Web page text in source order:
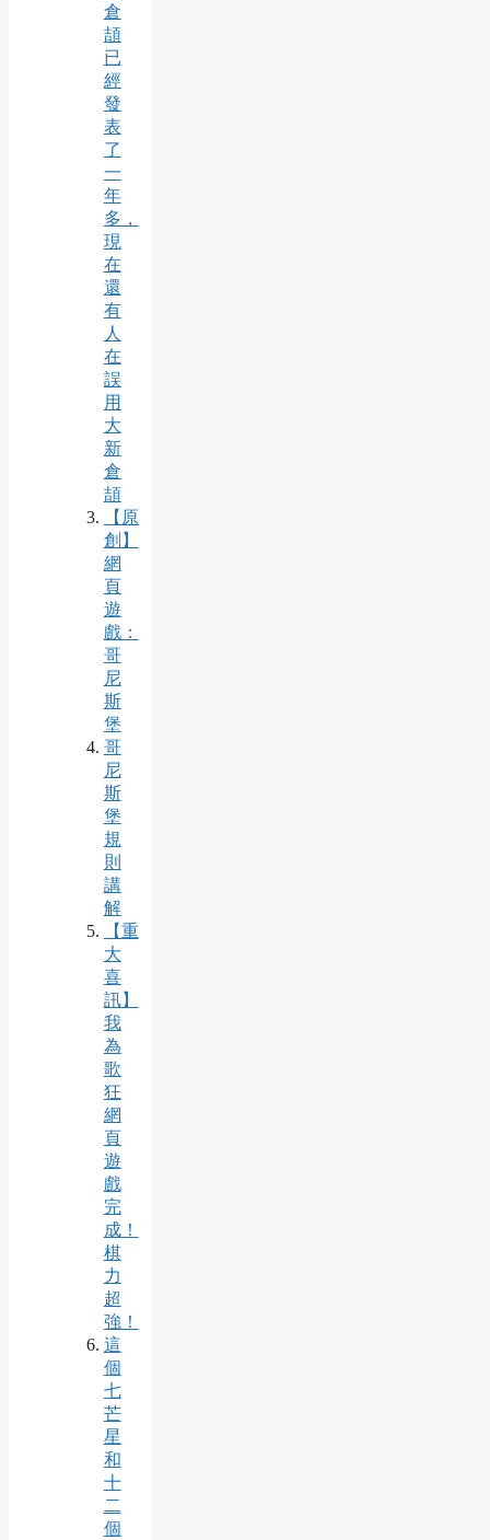
倉
頡
已
經
發
表
了
一
年
多，
現
在
還
有
人
在
誤
用
大
新
倉
頡
【原
創】
網
頁
遊
戲：
哥
尼
斯
堡
哥
尼
斯
堡
規
則
講
解
【重
大
喜
訊】
我
為
歌
狂
網
頁
遊
戲
完
成！
棋
力
超
強！
這
個
七
芒
星
和
十
二
個